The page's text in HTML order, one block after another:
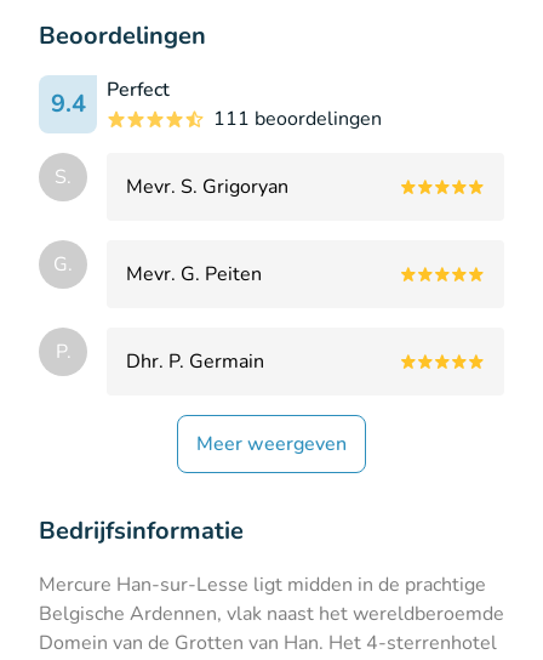
Beoordelingen
9.4
Perfect
111 beoordelingen
S. Mevr. S. Grigoryan
G. Mevr. G. Peiten
P. Dhr. P. Germain
Meer weergeven
Bedrijfsinformatie
Mercure Han-sur-Lesse ligt midden in de prachtige
Belgische Ardennen, vlak naast het wereldberoemde
Domein van de Grotten van Han. Het 4-sterrenhotel